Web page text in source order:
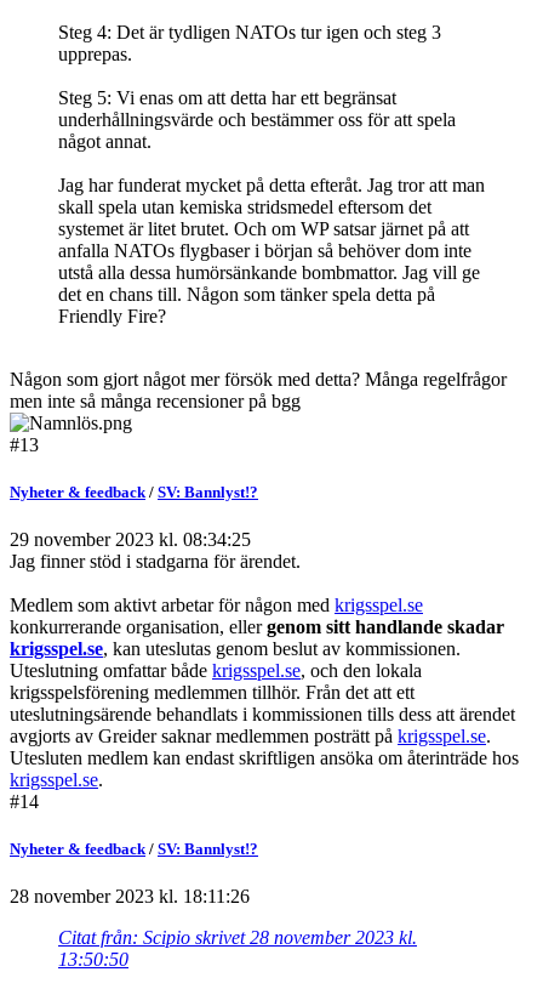
Steg 4: Det är tydligen NATOs tur igen och steg 3
upprepas.
Steg 5: Vi enas om att detta har ett begränsat
underhållningsvärde och bestämmer oss för att spela
något annat.
Jag har funderat mycket på detta efteråt. Jag tror att man
skall spela utan kemiska stridsmedel eftersom det
systemet är litet brutet. Och om WP satsar järnet på att
anfalla NATOs flygbaser i början så behöver dom inte
utstå alla dessa humörsänkande bombmattor. Jag vill ge
det en chans till. Någon som tänker spela detta på
Friendly Fire?
Någon som gjort något mer försök med detta? Många regelfrågor
men inte så många recensioner på bgg
#13
Nyheter & feedback / SV: Bannlyst!?
29 november 2023 kl. 08:34:25
Jag finner stöd i stadgarna för ärendet.
Medlem som aktivt arbetar för någon med krigsspel.se
konkurrerande organisation, ellergenom sitt handlande skadar
krigsspel.se, kan uteslutas genom beslut av kommissionen.
Uteslutning omfattar både krigsspel.se, och den lokala
krigsspelsförening medlemmen tillhör. Från det att ett
uteslutningsärende behandlats i kommissionen tills dess att ärendet
avgjorts av Greider saknar medlemmen posträtt på krigsspel.se.
Utesluten medlem kan endast skriftligen ansöka om återinträde hos
krigsspel.se.
#14
Nyheter & feedback/ SV: Bannlyst!?
28 november 2023 kl. 18:11:26
Citat från: Scipio skrivet 28 november 2023 kl.
13:50:50